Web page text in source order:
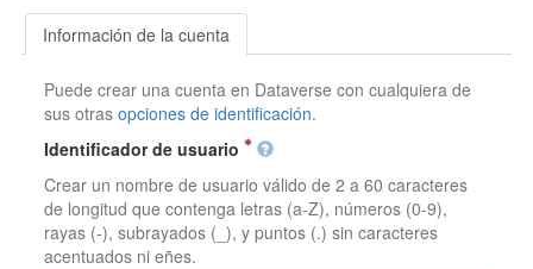
Información de la cuenta
Puede crear una cuenta en Dataverse con cualquiera de
sus otrasopciones de identificación.
Identificador de usuario
Crear un nombre de usuario válido de 2 a 60 caracteres
de longitud que contenga letras (a-Z), números (0-9),
rayas (-), subrayados (_), y puntos (.) sin caracteres
acentuados ni eñes.